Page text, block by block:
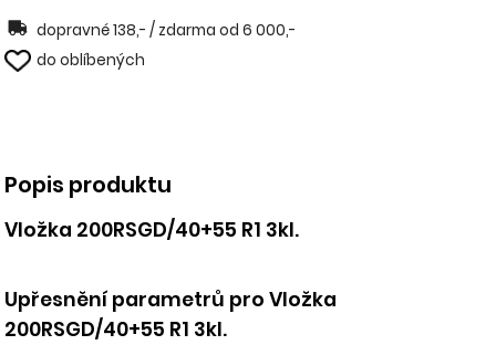
dopravné 138,- / zdarma od 6 000,-
do oblíbených
Popis produktu
Vložka 200RSGD/40+55 R1 3kl.
Upřesnění parametrů pro Vložka
200RSGD/40+55 R1 3kl.